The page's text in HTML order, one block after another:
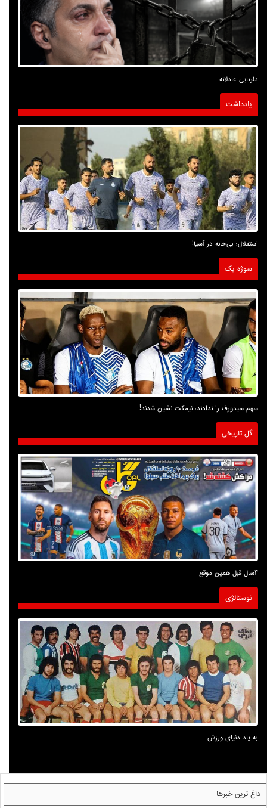
دلربایی عادلانه
یادداشت
استقلال؛ بی‌خانه در آسیا!
سوژه یک
سهم سیدورف را ندادند، نیمکت نشین شدند!
گل تاریخی
4سال قبل همین موقع
نوستالژی
به یاد دنیای ورزش
داغ ترین خبرها